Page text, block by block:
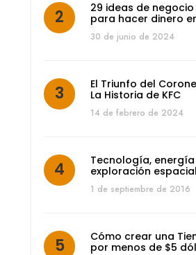
29 ideas de
para hacer dinero
30 de junio de 2024
El Triunfo del
La Historia de KFC
14 de febrero de 2024
Tecnología,
exploración
1 de septiembre de 2016
Cómo crear una
por menos de $5